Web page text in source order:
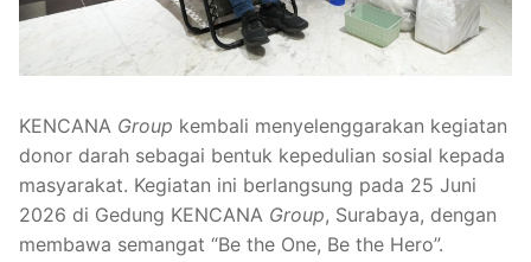
KENCANA Group kembali menyelenggarakan kegiatan
donor darah sebagai bentuk kepedulian sosial kepada
masyarakat. Kegiatan ini berlangsung pada 25 Juni
2026 di Gedung KENCANA Group, Surabaya, dengan
membawa semangat “Be the One, Be the Hero”.